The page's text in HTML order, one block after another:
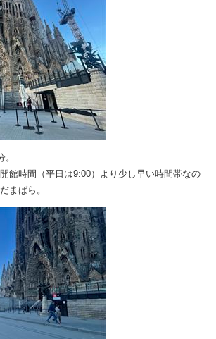
館時間（平日は9:00）より少し早い時間帯なの
まばら。